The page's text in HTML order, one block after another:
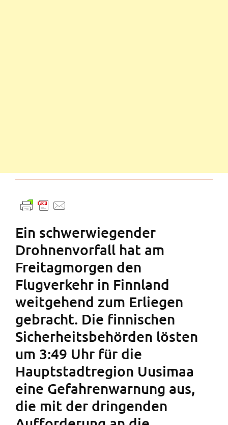
Ein schwerwiegender
Drohnenvorfall hat am
Freitagmorgen den
Flugverkehr in Finnland
weitgehend zum Erliegen
gebracht. Die finnischen
Sicherheitsbehörden lösten
um 3:49 Uhr für die
Hauptstadtregion Uusimaa
eine Gefahrenwarnung aus,
die mit der dringenden